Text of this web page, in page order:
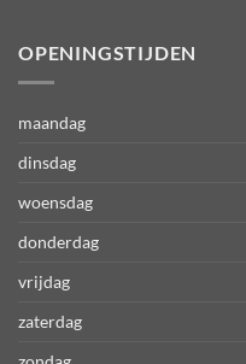
OPENINGSTIJDEN
maandag
dinsdag
woensdag
donderdag
vrijdag
zaterdag